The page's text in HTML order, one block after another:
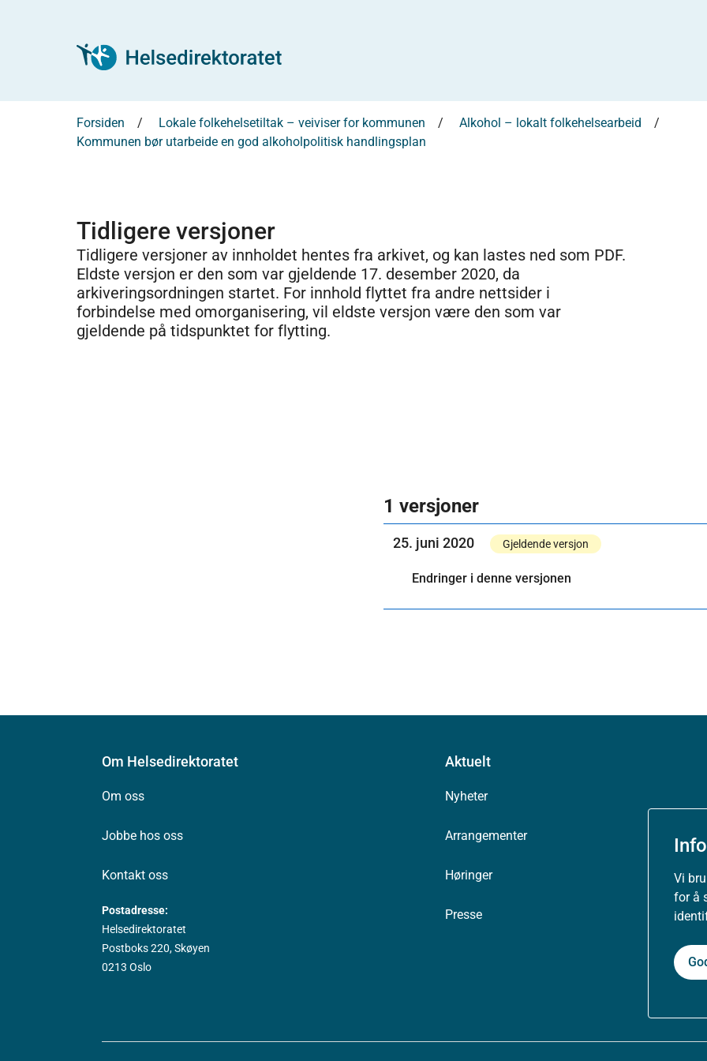
Vi
for å
Forsiden Lokale folkehelsetiltak – veiviser for kommunen
Alkohol – lokalt folkehelsearbeid
Kommunen bør utarbeide en god alkoholpolitisk handlingsplan
Tidligere versjoner
Tidligere versjoner av innholdet hentes fra arkivet, og kan lastes ned som PDF.
Eldste versjon er den som var gjeldende 17. desember 2020, da
arkiveringsordningen startet. For innhold flyttet fra andre nettsider i
forbindelse med omorganisering, vil eldste versjon være den som var
gjeldende på tidspunktet for flytting.
1 versjoner
25. juni 2020 Gjeldende versjon
Endringer i denne versjonen
Om Helsedirektoratet
Om oss
Jobbe hos oss
Kontakt oss
Postadresse:
Helsedirektoratet
Postboks 220, Skøyen
0213 Oslo
Aktuelt
Nyheter
Arrangementer
Høringer
Presse